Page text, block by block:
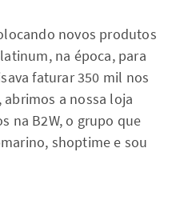
novos produtos
na época, para
faturar 350 mil nos
abrimos a nossa loja
na B2W, o grupo que
shoptime e sou